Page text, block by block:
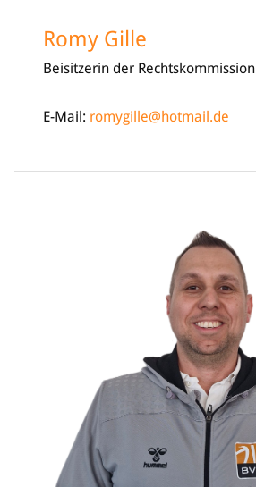
Romy Gille
Beisitzerin der Rechtskommission
E-Mail: romygille@hotmail.de